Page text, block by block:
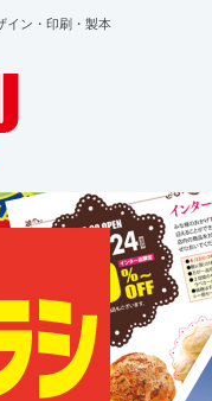
イン・印刷・製本